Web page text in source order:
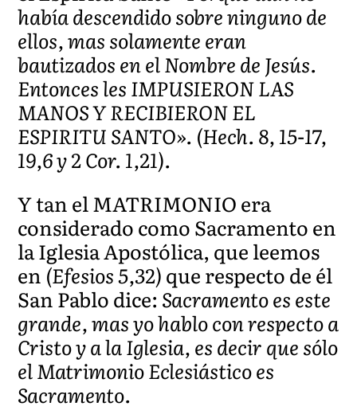
había descendido sobre ninguno de
ellos, mas solamente eran
bautizados en el Nombre de Jesús.
Entonces les IMPUSIERON LAS
MANOS Y RECIBIERON EL
ESPIRITU SANTO». (Hech. 8, 15-17,
19,6 y 2 Cor. 1,21).
Y tan el MATRIMONIO era
considerado como Sacramento en
la Iglesia Apostólica, que leemos
en (Efesios 5,32)que respecto de él
San Pablo dice: Sacramento es este
grande, mas yo hablo con respecto a
Cristo y a la Iglesia, es decir que sólo
el Matrimonio Eclesiástico es
Sacramento.